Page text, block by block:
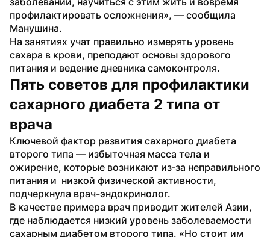
профилактировать осложнения», — сообщила
Манушина.
На занятиях учат правильно измерять уровень
сахара в крови, преподают основы здорового
питания и ведение дневника самоконтроля.
Пять советов для профилактики
сахарного диабета 2 типа от
врача
Ключевой фактор развития сахарного диабета
второго типа — избыточная масса тела и
ожирение, которые возникают из‑за неправильного
питания и  низкой физической активности,
подчеркнула врач-эндокринолог.
В качестве примера врач приводит жителей Азии,
где наблюдается низкий уровень заболеваемости
сахарным диабетом второго типа. «Но стоит им